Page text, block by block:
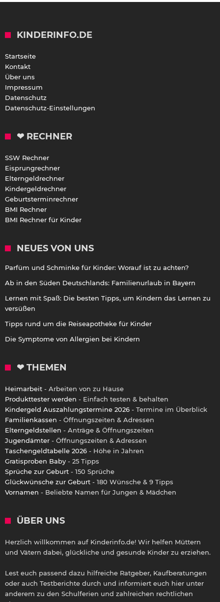
KINDERINFO.DE
Startseite
Kontakt
Über uns
Impressum
Datenschutz
Datenschutz-Einstellungen
❤ RECHNER
SSW Rechner
Eisprungrechner
Elterngeldrechner
Kindergeldrechner
Geburtsterminrechner
BMI Rechner
BMI Rechner für Kinder
NEUES VON UNS
Parfüm und Schminke für Kinder: Worauf ist zu achten?
Ab in den Süden Deutschlands: Familienurlaub in Bayern
Lernen mit Spaß: Die besten Tipps, um Kindern das Lernen zu
versüßen
Tipps rund um die Reiseapotheke für Kinder
Die Symptome von Allergien bei Kindern
❤ THEMEN
Heimarbeit - Arbeiten von zu Hause
Produkttester werden - Einfach testen & behalten
Kindergeld Auszahlungstermine 2026 - Termine im Überblick
Familienkassen - Öffnungszeiten & Adressen
Elterngeldstellen - Anträge & Öffnungszeiten
Jugendämter - Öffnungszeiten & Adressen
Taschengeldtabelle 2026 - Höhe in Jahren
Gratisproben Baby - 25 Tipps
Sprüche zur Geburt - 150 Sprüche
Glückwünsche zur Geburt - 180 Wünsche & 9 Tipps
Vornamen - Beliebte Namen für Jungen & Mädchen
ÜBER UNS
Herzlich willkommen auf Kinderinfo.de! Wir helfen Müttern
und Vätern dabei, glückliche und gesunde Kinder zu erziehen.
Lest euch passend dazu hilfreiche Ratgeber, Kaufberatungen
oder auch Testberichte durch und informiert euch hier unter
anderem zu den Schulferien und zahlreichen rechtlichen